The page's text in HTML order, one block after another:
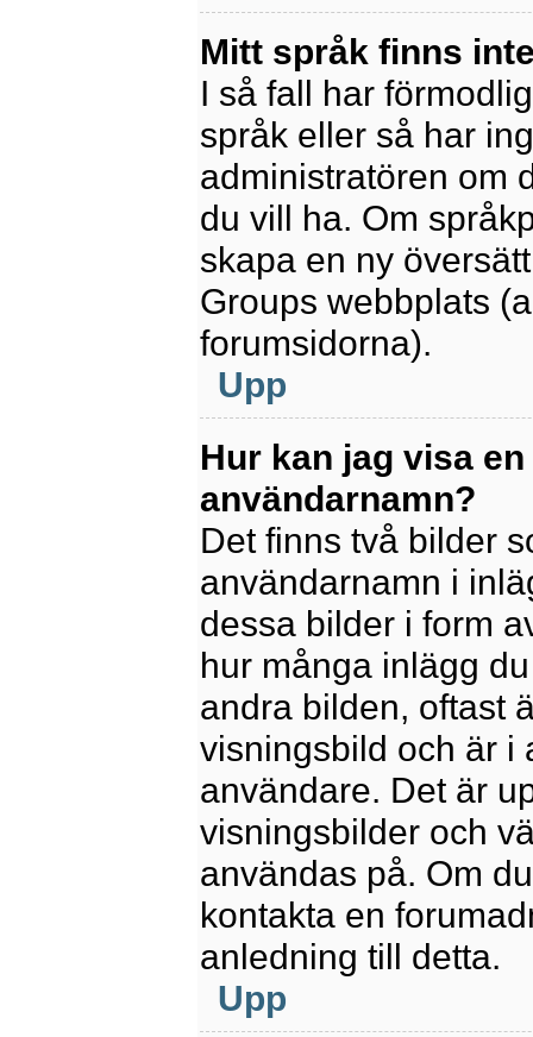
Mitt språk finns
I så fall har
språk eller så har
administratören om
du vill ha. Om
skapa en ny
Groups webbplats
forumsidorna).
Upp
Hur kan jag visa
användarnamn?
Det finns två bilder
användarnamn i
dessa bilder i form
hur många inlägg
andra bilden, oftast
visningsbild och är i
användare. Det är
visningsbilder och
användas på. Om
kontakta en
anledning till detta.
Upp